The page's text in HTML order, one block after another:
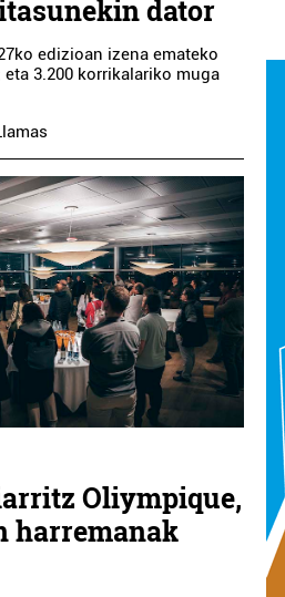
dator
edizioan izena emateko
3.200 korrikalariko muga
Oliympique,
harremanak